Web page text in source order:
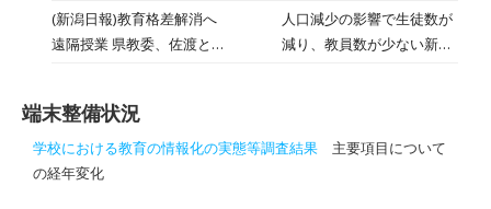
３・４年生は社会科の学習
で昔からある建物を調べて
徳寺観音堂、五十嵐家住
(新潟日報)教育格差解消へ
遠隔授業 県教委、佐渡と阿
人口減少の影響で生徒数が
減り、教員数が少ない新潟
教育委員会の実証事業が始
端末整備状況
学校における教育の情報化の実態等調査結果 主要項目について
の経年変化